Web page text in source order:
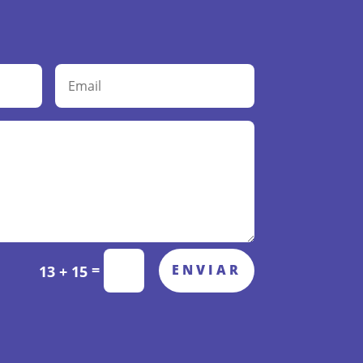
13 + 15= ENVIAR